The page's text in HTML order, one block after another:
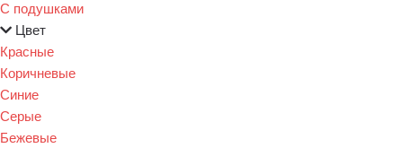
С подушками
Цвет
Красные
Коричневые
Синие
Серые
Бежевые